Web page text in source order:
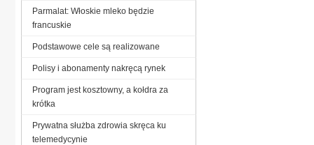
Parmalat: Włoskie mleko będzie
francuskie
Podstawowe cele są realizowane
Polisy i abonamenty nakręcą rynek
Program jest kosztowny, a kołdra za
krótka
Prywatna służba zdrowia skręca ku
telemedycynie